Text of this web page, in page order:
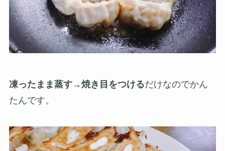
凍ったまま蒸す→焼き目をつけるだけなのでかん
たんです。